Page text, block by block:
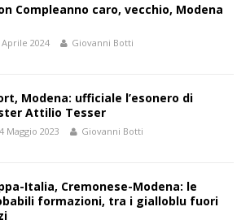
Compleanno caro, vecchio, Modena
Aprile 2024 Giovanni Botti
Modena: ufficiale l’esonero di
Attilio Tesser
Maggio 2023 Giovanni Botti
Italia, Cremonese-Modena: le
formazioni, tra i gialloblu fuori